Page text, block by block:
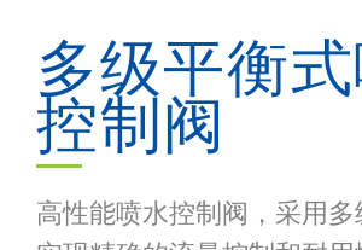
多级平衡
控制阀
高性能喷水控制阀，采用